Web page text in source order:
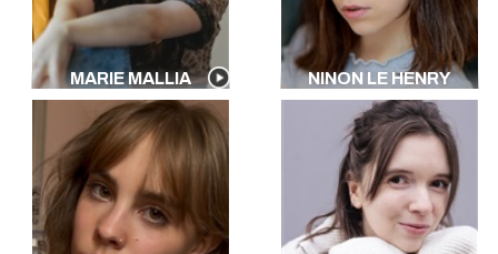
MARIE MALLIA NINON LE HENRY